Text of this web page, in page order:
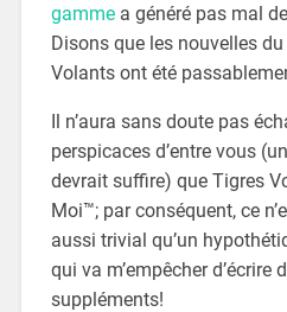
gammea généré pas mal
Disons que les nouvelles
Volants ont été
Il n’aura sans doute pas
perspicaces d’entre vous
devrait suffire) que Tigres
Moi™; par conséquent, ce
aussi trivial qu’un
qui va m’empêcher d’écrire
suppléments!